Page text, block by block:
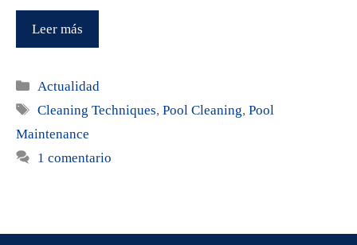
Leer más
Categorías
Actualidad
Etiquetas
Cleaning Techniques,Pool Cleaning,Pool
Maintenance
1 comentario